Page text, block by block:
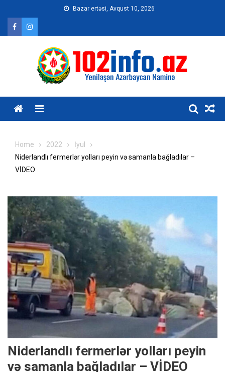
content
Bazar ertəsi, Avqust 10, 2026
Home 2022
İyul
Niderlandlı fermerlər yolları peyin və samanla bağladılar –
VİDEO
Niderlandlı fermerlər yolları peyin
və samanla bağladılar – VİDEO